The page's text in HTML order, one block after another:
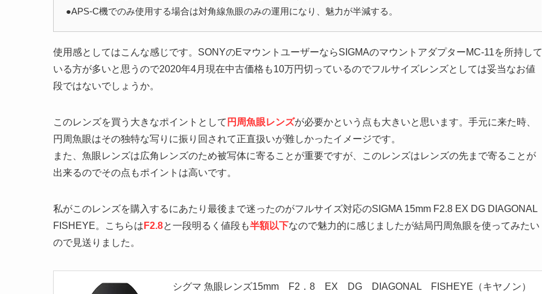
●APS-C機でのみ使用する場合は対角線魚眼のみの運用になり、魅力が半減する。
使用感としてはこんな感じです。SONYのEマウントユーザーならSIGMAのマウントアダプターMC-11を所持して
いる方が多いと思うので2020年4月現在中古価格も10万円切っているのでフルサイズレンズとしては妥当なお値
段ではないでしょうか。
このレンズを買う大きなポイントとして 円周魚眼レンズが必要かという点も大きいと思います。手元に来た時、
円周魚眼はその独特な写りに振り回されて正直扱いが難しかったイメージです。
また、魚眼レンズは広角レンズのため被写体に寄ることが重要ですが、このレンズはレンズの先まで寄ることが
出来るのでその点もポイントは高いです。
私がこのレンズを購入するにあたり最後まで迷ったのがフルサイズ対応のSIGMA 15mm F2.8 EX DG DIAGONAL
FISHEYE。こちらは F2.8と一段明るく値段も半額以下なので魅力的に感じましたが結局円周魚眼を使ってみたい
ので見送りました。
シグマ 魚眼レンズ15mm F2．8 EX DG DIAGONAL FISHEYE（キヤノン）